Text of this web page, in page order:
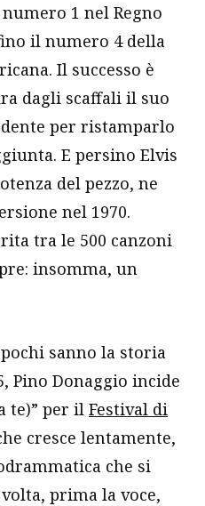
1 nel Regno
il numero 4 della
Il successo è
dagli scaffali il suo
per ristamparlo
E persino Elvis
del pezzo, ne
nel 1970.
tra le 500 canzoni
insomma, un
sanno la storia
Pino Donaggio incide
te)” per il Festival di
cresce lentamente,
che si
prima la voce,